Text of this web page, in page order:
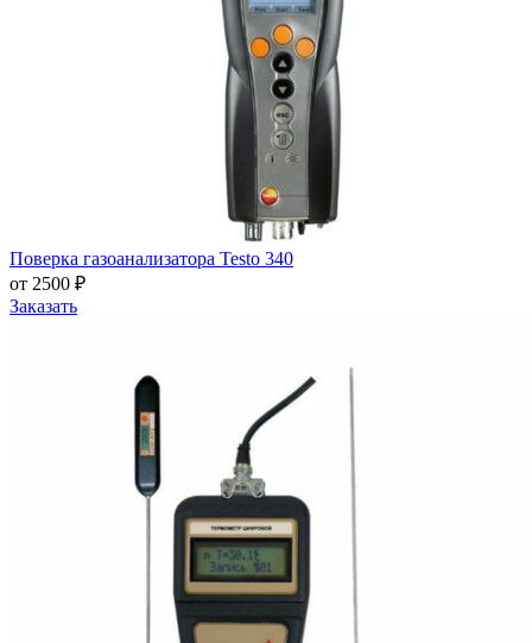
Поверка газоанализатора Testo 340
от 2500 ₽
Заказать